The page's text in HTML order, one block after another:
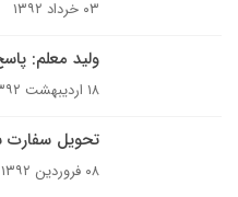
۰۳ خرداد ۱۳۹۲
ولید معلم:
۱۸ اردیبهشت ۱۳۹۲
تحویل سفارت
۰۸ فروردین ۱۳۹۲